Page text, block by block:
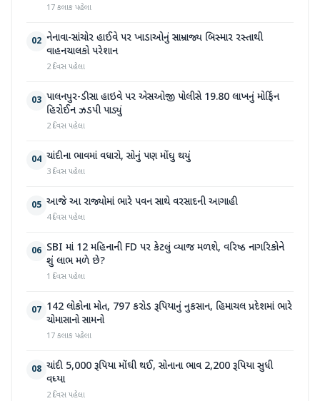
17 કલાક પહેલા
02 નેનાવા-સાંચોર હાઈવે પર ખાડાઓનું સામ્રાજ્ય બિસ્માર રસ્તાથી
વાહનચાલકો પરેશાન
2 દિવસ પહેલા
03 પાલનપુર-ડીસા હાઇવે પર એસઓજી પોલીસે 19.80 લાખનું મોર્ફિન
હિરોઈન ઝડપી પાડ્યું
2 દિવસ પહેલા
04 ચાંદીના ભાવમાં વધારો, સોનું પણ મોંઘુ થયું
3 દિવસ પહેલા
05 આજે આ રાજ્યોમાં ભારે પવન સાથે વરસાદની આગાહી
4 દિવસ પહેલા
06 SBI માં 12 મહિનાની FD પર કેટલું વ્યાજ મળશે, વરિષ્ઠ નાગરિકોને
શું લાભ મળે છે?
1 દિવસ પહેલા
07 142 લોકોના મોત, 797 કરોડ રૂપિયાનું નુકસાન, હિમાચલ પ્રદેશમાં ભારે
ચોમાસાનો સામનો
17 કલાક પહેલા
08 ચાંદી 5,000 રૂપિયા મોંઘી થઈ, સોનાના ભાવ 2,200 રૂપિયા સુધી
વધ્યા
2 દિવસ પહેલા